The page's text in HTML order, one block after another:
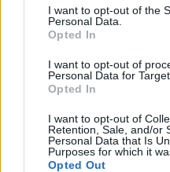
I want to opt-out of the
Personal Data.
Opted In
I want to opt-out of
Personal Data for
Opted In
I want to opt-out of
Retention, Sale, and/or
Personal Data that Is
Purposes for which it
Opted Out
Friss felmérés készült.